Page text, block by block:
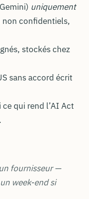
uniquement
non confidentiels,
stockés chez
sans accord écrit
ce qui rend l’AI Act
fournisseur —
week-end si